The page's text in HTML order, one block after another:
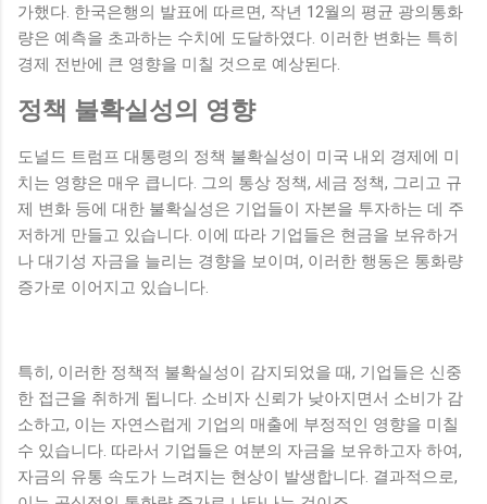
가했다. 한국은행의 발표에 따르면, 작년 12월의 평균 광의통화
량은 예측을 초과하는 수치에 도달하였다. 이러한 변화는 특히
경제 전반에 큰 영향을 미칠 것으로 예상된다.
정책 불확실성의 영향
도널드 트럼프 대통령의 정책 불확실성이 미국 내외 경제에 미
치는 영향은 매우 큽니다. 그의 통상 정책, 세금 정책, 그리고 규
제 변화 등에 대한 불확실성은 기업들이 자본을 투자하는 데 주
저하게 만들고 있습니다. 이에 따라 기업들은 현금을 보유하거
나 대기성 자금을 늘리는 경향을 보이며, 이러한 행동은 통화량
증가로 이어지고 있습니다.
특히, 이러한 정책적 불확실성이 감지되었을 때, 기업들은 신중
한 접근을 취하게 됩니다. 소비자 신뢰가 낮아지면서 소비가 감
소하고, 이는 자연스럽게 기업의 매출에 부정적인 영향을 미칠
수 있습니다. 따라서 기업들은 여분의 자금을 보유하고자 하여,
자금의 유통 속도가 느려지는 현상이 발생합니다. 결과적으로,